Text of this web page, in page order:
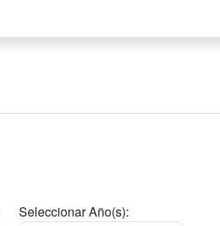
Seleccionar Año(s):